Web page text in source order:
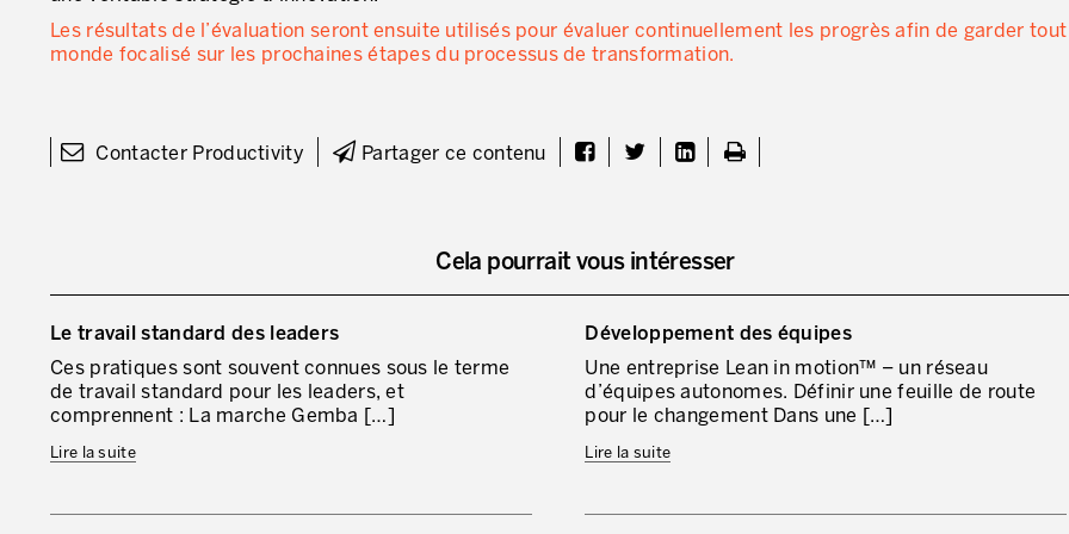
Les résultats de l’évaluation seront ensuite utilisés pour évaluer continuellement les progrès afin de garder
monde focalisé sur les prochaines étapes du processus de transformation.
Contacter Productivity Partager ce contenu
Cela pourrait vous intéresser
Le travail standard des leaders
Ces pratiques sont souvent connues sous le terme
de travail standard pour les leaders, et
comprennent : La marche Gemba […]
Lire la suite
Développement des équipes
Une entreprise Lean in motion™ – un réseau
d’équipes autonomes. Définir une feuille de route
pour le changement Dans une […]
Lire la suite